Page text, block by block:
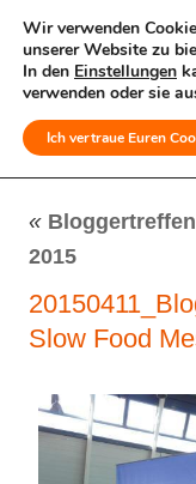
MENÜ
«
2015
Slow Food
Wir verwenden
unserer Website zu
In den Einstellungen
verwenden oder sie
Ich vertraue Euren